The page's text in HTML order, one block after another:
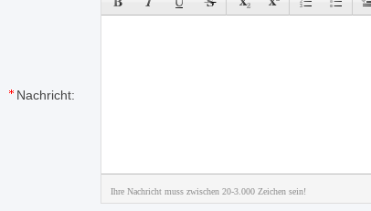
Nachricht:
Ihre Nachricht muss zwischen 20-3.000 Zeichen sein!